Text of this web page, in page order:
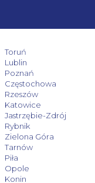
Toruń
Lublin
Poznań
Częstochowa
Rzeszów
Katowice
Jastrzębie-Zdrój
Rybnik
Zielona Góra
Tarnów
Piła
Opole
Konin